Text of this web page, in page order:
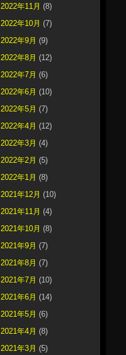
2022年11月 (8)
2022年10月 (7)
2022年9月 (9)
2022年8月 (12)
2022年7月 (6)
2022年6月 (10)
2022年5月 (7)
2022年4月 (12)
2022年3月 (4)
2022年2月 (5)
2022年1月 (8)
2021年12月 (10)
2021年11月 (4)
2021年10月 (8)
2021年9月 (7)
2021年8月 (7)
2021年7月 (10)
2021年6月 (14)
2021年5月 (6)
2021年4月 (8)
2021年3月 (5)